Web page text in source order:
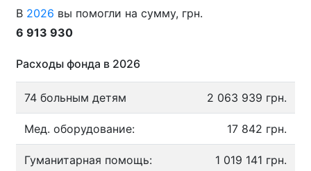
В 2026 вы помогли на сумму, грн.
6 913 930
Расходы фонда в 2026
74 больным детям 2 063 939 грн.
Мед. оборудование: 17 842 грн.
Гуманитарная помощь: 1 019 141 грн.